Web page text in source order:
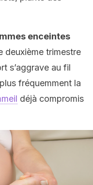
enceintes
deuxième trimestre
s’aggrave au fil
fréquemment la
déjà compromis